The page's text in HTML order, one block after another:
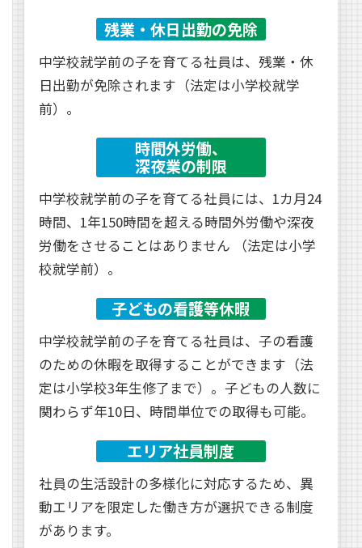
残業・休日出勤の免除
中学校就学前の子を育てる社員は、残業・休
日出勤が免除されます（法定は小学校就学
前）。
時間外労働、
深夜業の制限
中学校就学前の子を育てる社員には、1カ月24
時間、1年150時間を超える時間外労働や深夜
労働をさせることはありません （法定は小学
校就学前）。
子どもの看護等休暇
中学校就学前の子を育てる社員は、子の看護
のための休暇を取得することができます（法
定は小学校3年生修了まで）。子どもの人数に
関わらず年10日、時間単位での取得も可能。
エリア社員制度
社員の生活設計の多様化に対応するため、異
動エリアを限定した働き方が選択できる制度
があります。